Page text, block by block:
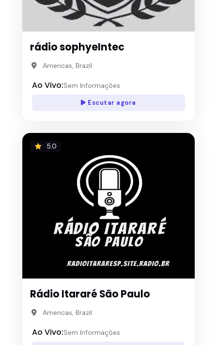
rádio sophyeIntec
Americas, Brazil
Ao Vivo:Sem Informações
Escutar agora
5.0
Rádio Itararé São Paulo
Americas, Brazil
Ao Vivo:Sem Informações